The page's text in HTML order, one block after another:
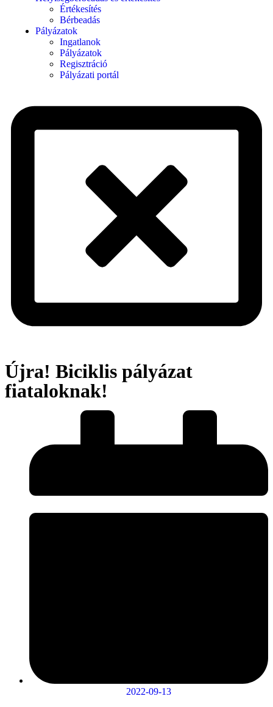
Értékesítés
Bérbeadás
Pályázatok
Ingatlanok
Pályázatok
Regisztráció
Pályázati portál
Újra! Biciklis pályázat
fiataloknak!
2022-09-13